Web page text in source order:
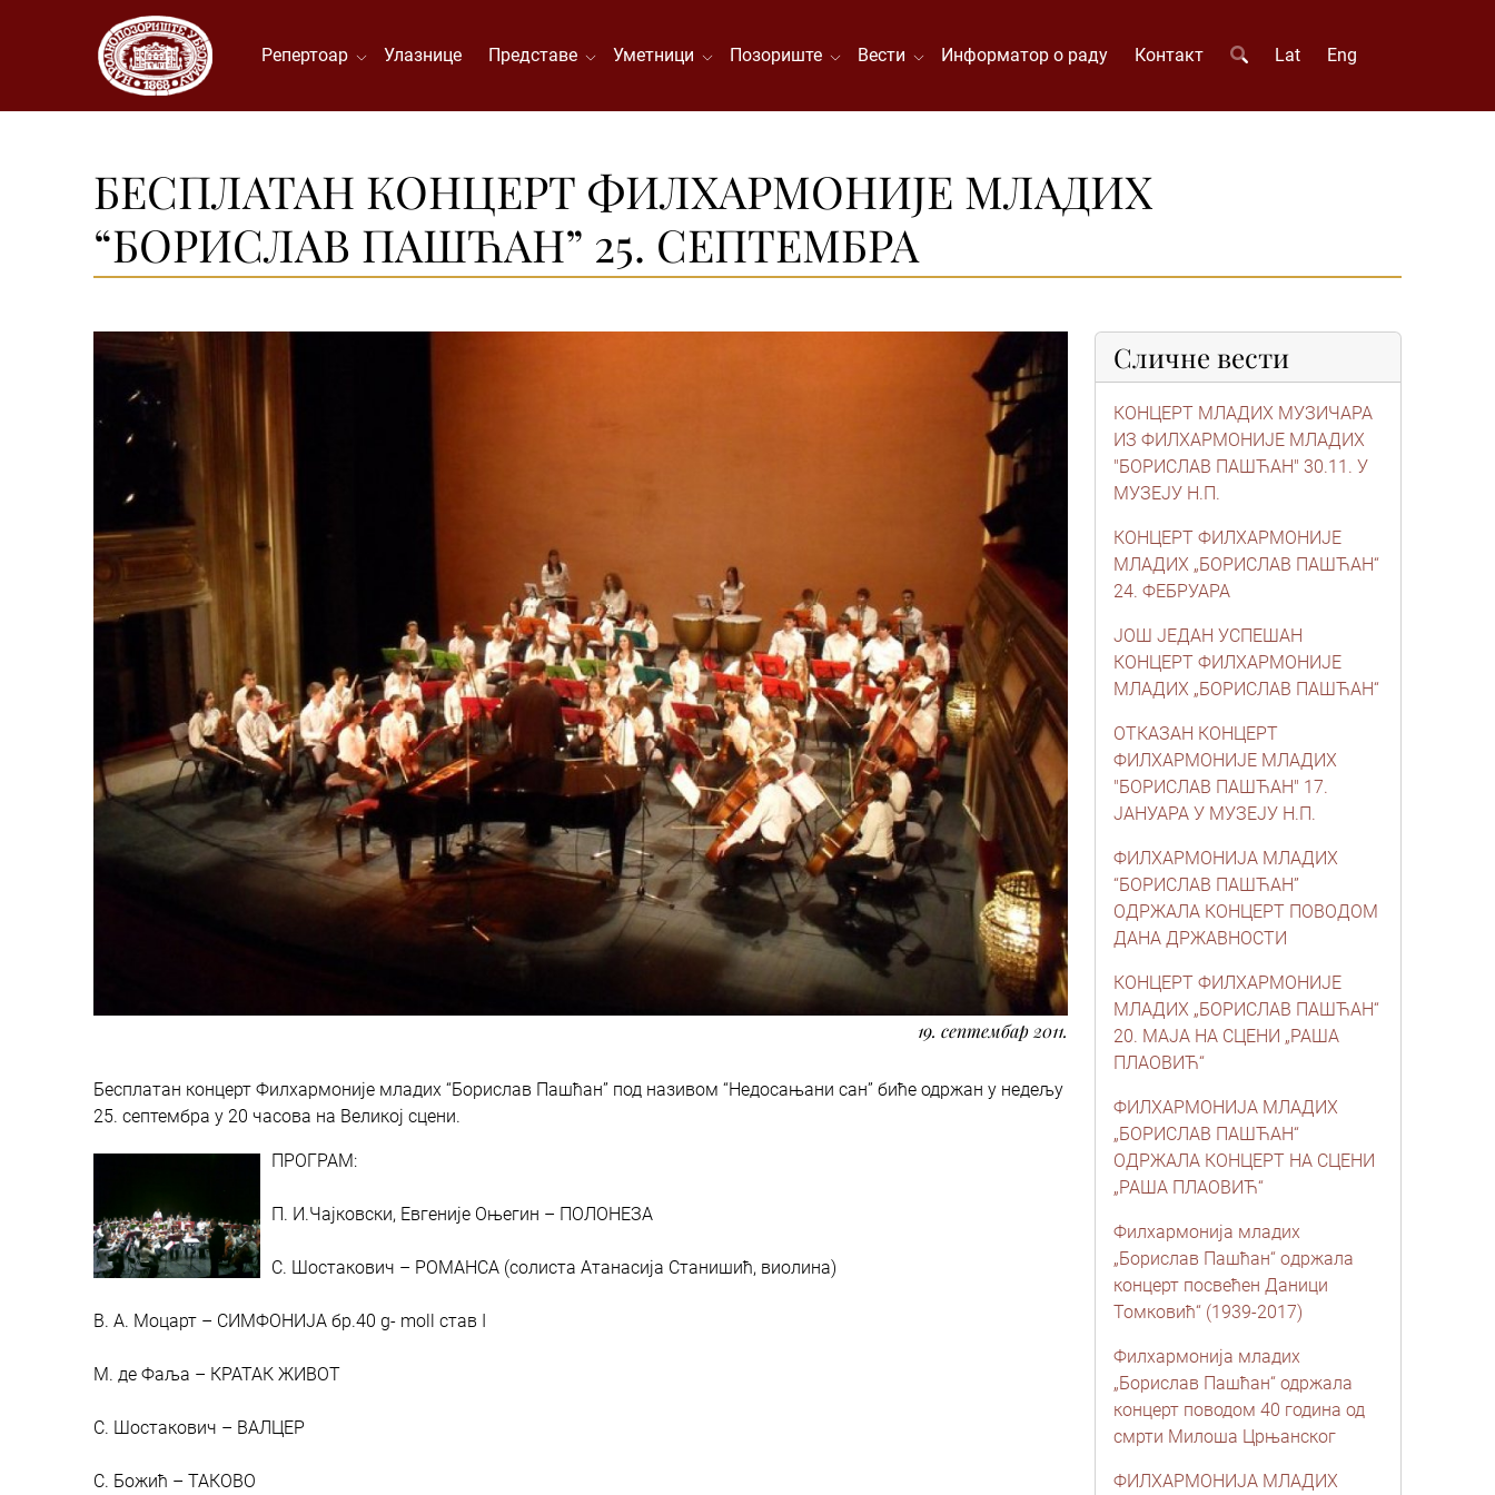
Репертоар Улазнице Представе Уметници Позориште Вести Информатор о раду Контакт Lat Eng
БЕСПЛАТАН КОНЦЕРТ ФИЛХАРМОНИЈE МЛАДИХ
“БОРИСЛАВ ПАШЋАН” 25. СЕПТЕМБРА
19. септембар 2011.
Бесплатан концерт Филхармонијe младих “Борислав Пашћан” под називом “Недосањани сан” биће одржан у недељу
25. септембра у 20 часова на Великој сцени.
ПРОГРАМ:
П. И.Чајковски, Евгеније Оњегин – ПОЛОНЕЗА
С. Шостакович – РОМАНСА (солиста Атанасија Станишић, виолина)
В. А. Моцарт – СИМФОНИЈА бр.40 g- moll став I
М. де Фаља – КРАТАК ЖИВОТ
С. Шостакович – ВАЛЦЕР
С. Божић – ТАКОВО
Сличне вести
КОНЦЕРТ МЛАДИХ МУЗИЧАРА
ИЗ ФИЛХАРМОНИЈЕ МЛАДИХ
"БОРИСЛАВ ПАШЋАН" 30.11. У
МУЗЕЈУ Н.П.
КОНЦЕРТ ФИЛХАРМОНИЈЕ
МЛАДИХ „БОРИСЛАВ ПАШЋАН“
24. ФЕБРУАРА
ЈОШ ЈЕДАН УСПЕШАН
КОНЦЕРТ ФИЛХАРМОНИЈЕ
МЛАДИХ „БОРИСЛАВ ПАШЋАН“
ОТКАЗАН КОНЦЕРТ
ФИЛХАРМОНИЈЕ МЛАДИХ
"БОРИСЛАВ ПАШЋАН" 17.
ЈАНУАРА У МУЗЕЈУ Н.П.
ФИЛХАРМОНИЈА МЛАДИХ
“БОРИСЛАВ ПАШЋАН”
ОДРЖАЛА КОНЦЕРТ ПОВОДОМ
ДАНА ДРЖАВНОСТИ
КОНЦЕРТ ФИЛХАРМОНИЈЕ
МЛАДИХ „БОРИСЛАВ ПАШЋАН“
20. МАЈА НА СЦЕНИ „РАША
ПЛАОВИЋ“
ФИЛХАРМОНИЈА МЛАДИХ
„БОРИСЛАВ ПАШЋАН“
ОДРЖАЛА КОНЦЕРТ НА СЦЕНИ
„РАША ПЛАОВИЋ“
Филхармонијa младих
„Борислав Пашћан“ oдржала
концерт посвећен Даници
Томковић“ (1939-2017)
Филхармонија младих
„Борислав Пашћан“ одржала
концерт поводом 40 година од
смрти Милоша Црњанског
ФИЛХАРМОНИЈА МЛАДИХ